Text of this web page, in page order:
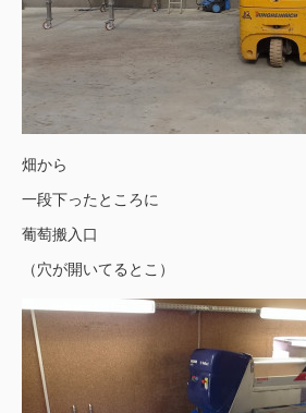
畑から
一段下ったところに
葡萄搬入口
（穴が開いてるとこ）